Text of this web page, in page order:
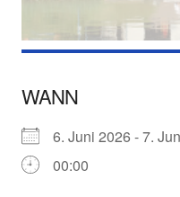
WANN
6. Juni 2026 - 7.
00:00